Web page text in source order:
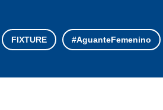
FIXTURE #AguanteFemenino